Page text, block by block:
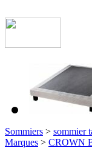
Sommiers > sommier
Marques > CROWN